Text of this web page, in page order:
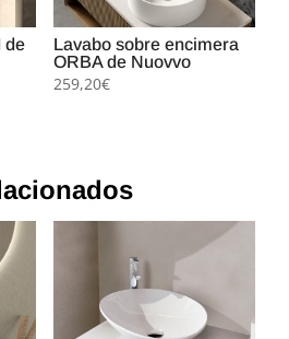
de
Lavabo sobre encimera
ORBA de Nuovvo
259,20€